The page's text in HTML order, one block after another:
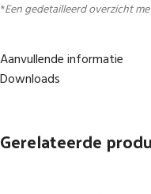
*Een gedetailleerd overzicht
Aanvullende informatie
Downloads
Gerelateerde